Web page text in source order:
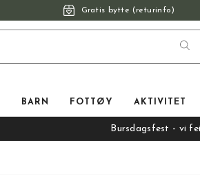
Gratis bytte (returinfo)
BARN FOTTØY AKTIVITET
Bursdagsfest - vi